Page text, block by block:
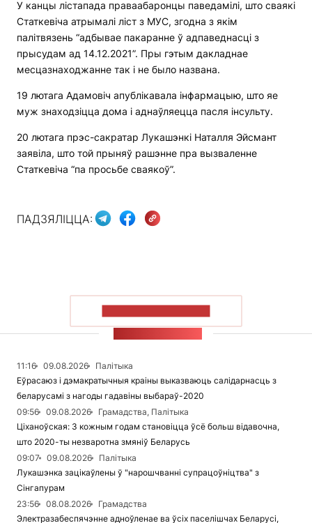
У канцы лістапада праваабаронцы паведамілі, што сваякі
Статкевіча атрымалі ліст з МУС, згодна з якім
палітвязень “адбывае пакаранне ў адпаведнасці з
прысудам ад 14.12.2021”. Пры гэтым дакладнае
месцазнаходжанне так і не было названа.
19 лютага Адамовіч апублікавала інфармацыю, што яе
муж знаходзіцца дома і аднаўляецца пасля інсульту.
20 лютага прэс-сакратар Лукашэнкі Наталля Эйсмант
заявіла, што той прыняў рашэнне пра вызваленне
Статкевіча “па просьбе сваякоў”.
ПАДЗЯЛІЦЦА:
11:16 09.08.2026
Палітыка
Еўрасаюз і дэмакратычныя краіны выказваюць салідарнасць з
беларусамі з нагоды гадавіны выбараў-2020
09:56
09.08.2026
Грамадства, Палітыка
Ціханоўская: З кожным годам становіцца ўсё больш відавочна,
што 2020-ты незваротна змяніў Беларусь
09:07
09.08.2026
Палітыка
Лукашэнка зацікаўлены ў "нарошчванні супрацоўніцтва" з
Сінгапурам
23:56
08.08.2026
Грамадства
Электразабеспячэнне адноўленае ва ўсіх паселішчах Беларусі,